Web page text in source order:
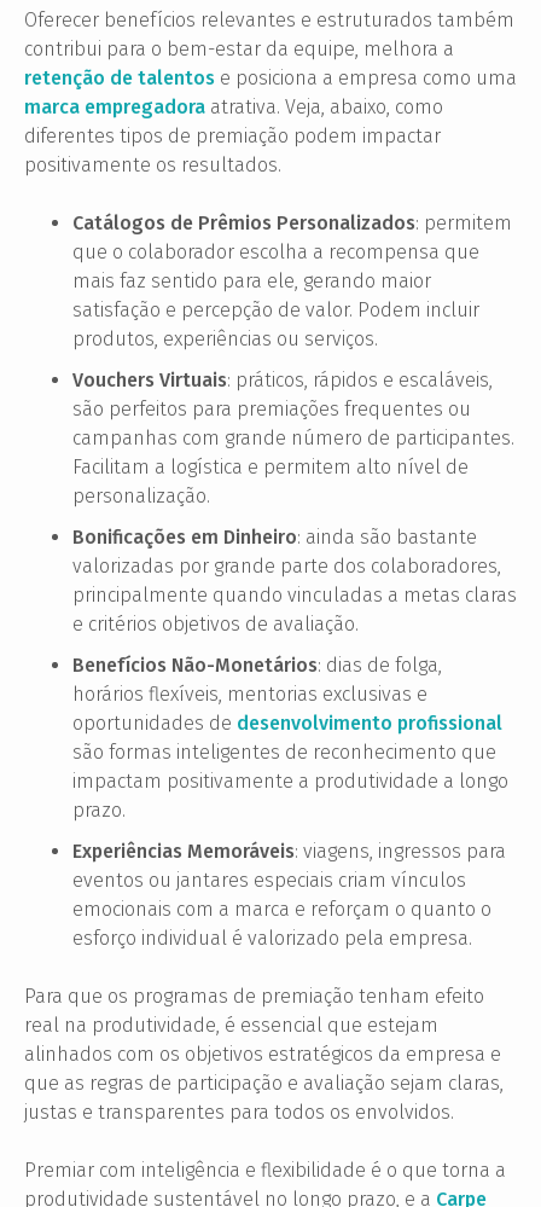
Oferecer benefícios relevantes e estruturados também
contribui para o bem-estar da equipe, melhora a
retenção de talentos e posiciona a empresa como uma
marca empregadora atrativa. Veja, abaixo, como
diferentes tipos de premiação podem impactar
positivamente os resultados.
Catálogos de Prêmios Personalizados: permitem
que o colaborador escolha a recompensa que
mais faz sentido para ele, gerando maior
satisfação e percepção de valor. Podem incluir
produtos, experiências ou serviços.
Vouchers Virtuais: práticos, rápidos e escaláveis,
são perfeitos para premiações frequentes ou
campanhas com grande número de participantes.
Facilitam a logística e permitem alto nível de
personalização.
Bonificações em Dinheiro: ainda são bastante
valorizadas por grande parte dos colaboradores,
principalmente quando vinculadas a metas claras
e critérios objetivos de avaliação.
Benefícios Não-Monetários: dias de folga,
horários flexíveis, mentorias exclusivas e
oportunidades de desenvolvimento profissional
são formas inteligentes de reconhecimento que
impactam positivamente a produtividade a longo
prazo.
Experiências Memoráveis: viagens, ingressos para
eventos ou jantares especiais criam vínculos
emocionais com a marca e reforçam o quanto o
esforço individual é valorizado pela empresa.
Para que os programas de premiação tenham efeito
real na produtividade, é essencial que estejam
alinhados com os objetivos estratégicos da empresa e
que as regras de participação e avaliação sejam claras,
justas e transparentes para todos os envolvidos.
Premiar com inteligência e flexibilidade é o que torna a
produtividade sustentável no longo prazo, e a Carpe